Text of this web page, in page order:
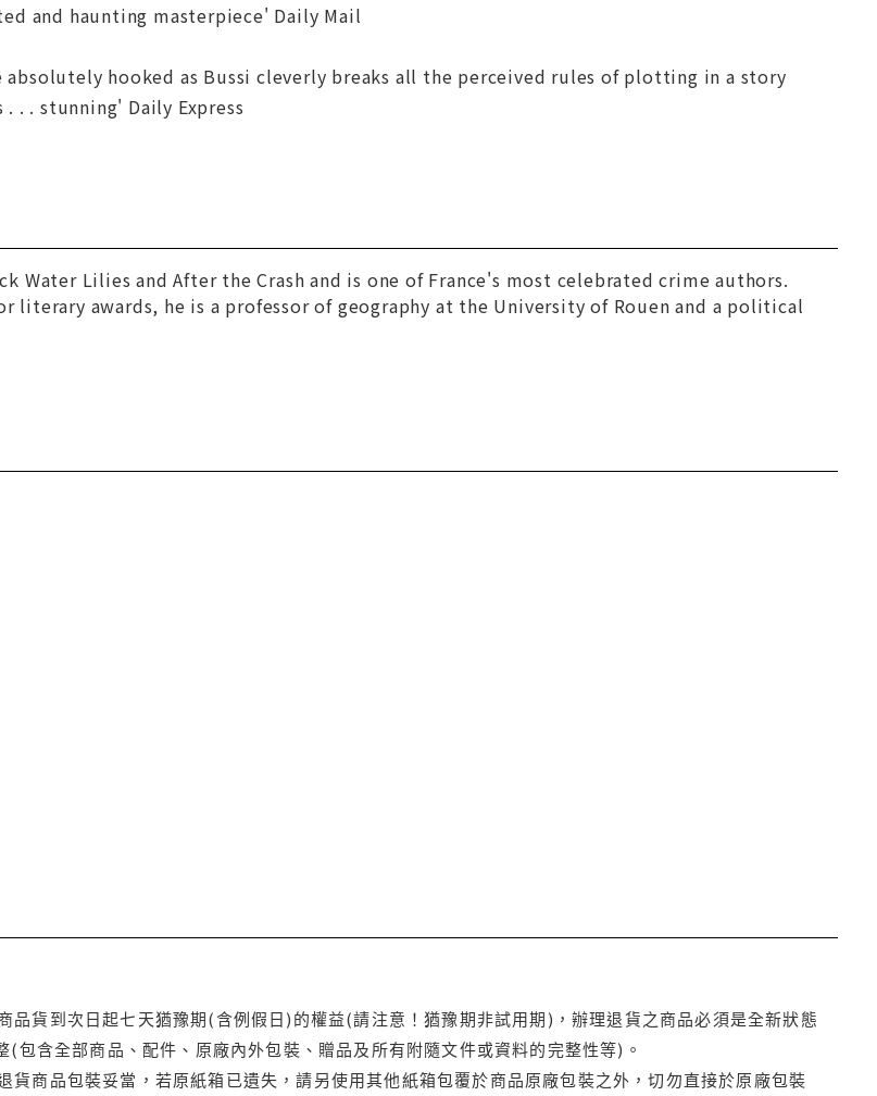
and haunting masterpiece' Daily Mail
hooked as Bussi cleverly breaks all the perceived rules of plotting in a story
. stunning' Daily Express
Water LiliesandAfter the Crash and is one of France's most celebrated crime authors.
literary awards, he is a professor of geography at the University of Rouen and a political
品貨到次日起七天猶豫期(含例假日)的權益(請注意！猶豫期非試用期)，辦理退貨之商品必須是全新狀態
包含全部商品、配件、原廠內外包裝、贈品及所有附隨文件或資料的完整性等)。
貨商品包裝妥當，若原紙箱已遺失，請另使用其他紙箱包覆於商品原廠包裝之外，切勿直接於原廠包裝